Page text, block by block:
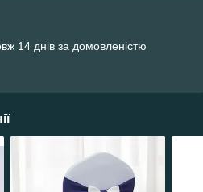
14 днів за домовленістю